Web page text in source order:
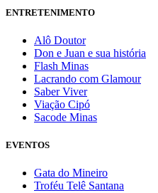
ENTRETENIMENTO
Alô Doutor
Don e Juan e sua história
Flash Minas
Lacrando com Glamour
Saber Viver
Viação Cipó
Sacode Minas
EVENTOS
Gata do Mineiro
Troféu Telê Santana